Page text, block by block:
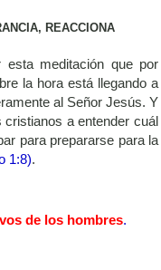
REACCIONA
meditación que por
la hora está llegando a
al Señor Jesús. Y
a entender cuál
para prepararse para la
1:8).
de los hombres.